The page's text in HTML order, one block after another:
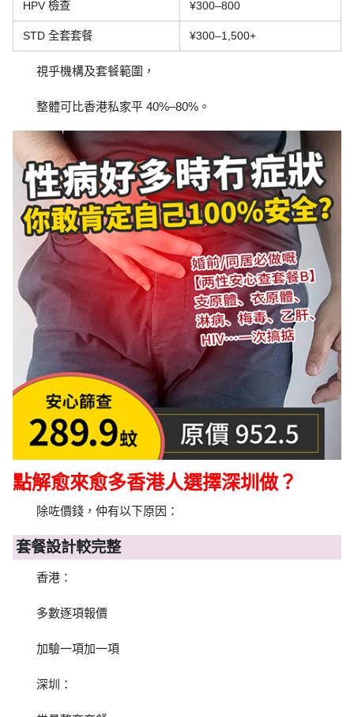
HPV 檢查 ¥300–800
STD 全套套餐 ¥300–1,500+
視乎機構及套餐範圍，
整體可比香港私家平 40%–80%。
點解愈來愈多香港人選擇深圳做？
除咗價錢，仲有以下原因：
套餐設計較完整
香港：
多數逐項報價
加驗一項加一項
深圳：